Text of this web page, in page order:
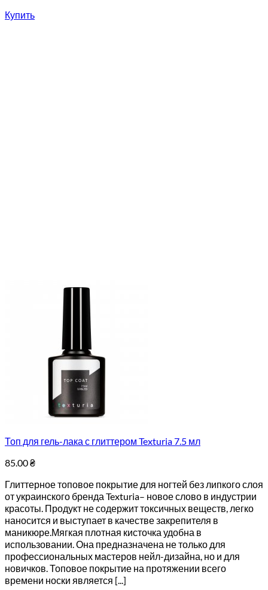
Купить
Топ для гель-лака с глиттером Texturia 7.5 мл
85.00₴
Глиттерное топовое покрытие для ногтей без липкого слоя
от украинского бренда Texturia– новое слово в индустрии
красоты. Продукт не содержит токсичных веществ, легко
наносится и выступает в качестве закрепителя в
маникюре.Мягкая плотная кисточка удобна в
использовании. Она предназначена не только для
профессиональных мастеров нейл-дизайна, но и для
новичков. Топовое покрытие на протяжении всего
времени носки является [...]